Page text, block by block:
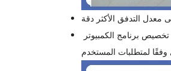
معدل التدفق الأكثر دقة
وفقًا لمتطلبات المستخدم